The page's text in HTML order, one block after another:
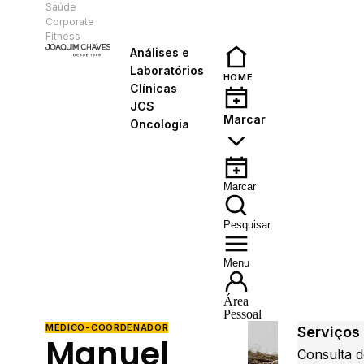
Saúde
Corporate
Fitness
Análises e
Laboratórios
Clínicas
JCS
Oncologia
HOME
Marcar
Marcar
Pesquisar
Menu
Área
Pessoal
MÉDICO-COORDENADOR
Manuel Serviços
Consulta